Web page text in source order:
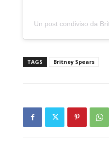
Un post condiviso da
TAGS Britney Spears